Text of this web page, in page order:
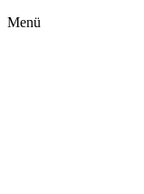
Menü